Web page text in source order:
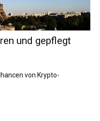
und gepflegt
von Krypto-